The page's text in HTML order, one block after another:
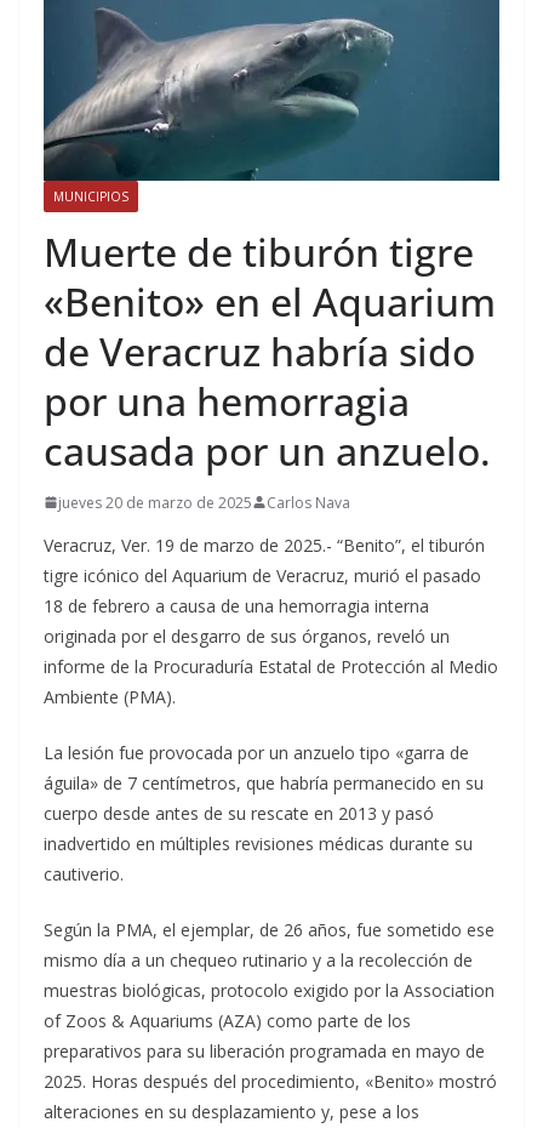
MUNICIPIOS
Muerte de tiburón tigre
«Benito» en el Aquarium
de Veracruz habría sido
por una hemorragia
causada por un anzuelo.
jueves 20 de marzo de 2025 Carlos Nava
Veracruz, Ver. 19 de marzo de 2025.- “Benito”, el tiburón
tigre icónico del Aquarium de Veracruz, murió el pasado
18 de febrero a causa de una hemorragia interna
originada por el desgarro de sus órganos, reveló un
informe de la Procuraduría Estatal de Protección al Medio
Ambiente (PMA).
La lesión fue provocada por un anzuelo tipo «garra de
águila» de 7 centímetros, que habría permanecido en su
cuerpo desde antes de su rescate en 2013 y pasó
inadvertido en múltiples revisiones médicas durante su
cautiverio.
Según la PMA, el ejemplar, de 26 años, fue sometido ese
mismo día a un chequeo rutinario y a la recolección de
muestras biológicas, protocolo exigido por la Association
of Zoos & Aquariums (AZA) como parte de los
preparativos para su liberación programada en mayo de
2025. Horas después del procedimiento, «Benito» mostró
alteraciones en su desplazamiento y, pese a los